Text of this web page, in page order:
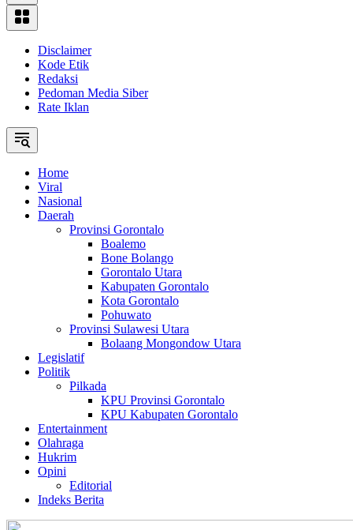
Disclaimer
Kode Etik
Redaksi
Pedoman Media Siber
Rate Iklan
Home
Viral
Nasional
Daerah
Provinsi Gorontalo
Boalemo
Bone Bolango
Gorontalo Utara
Kabupaten Gorontalo
Kota Gorontalo
Pohuwato
Provinsi Sulawesi Utara
Bolaang Mongondow Utara
Legislatif
Politik
Pilkada
KPU Provinsi Gorontalo
KPU Kabupaten Gorontalo
Entertainment
Olahraga
Hukrim
Opini
Editorial
Indeks Berita